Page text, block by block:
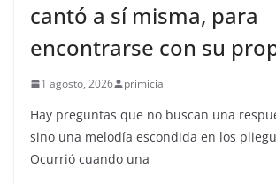
cantó a sí misma, para
encontrarse con su
1 agosto, 2026 primicia
Hay preguntas que no buscan una
sino una melodía escondida en los
Ocurrió cuando una